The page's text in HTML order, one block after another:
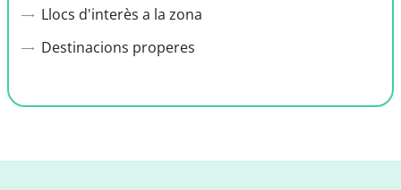
Llocs d'interès a la zona
Destinacions properes